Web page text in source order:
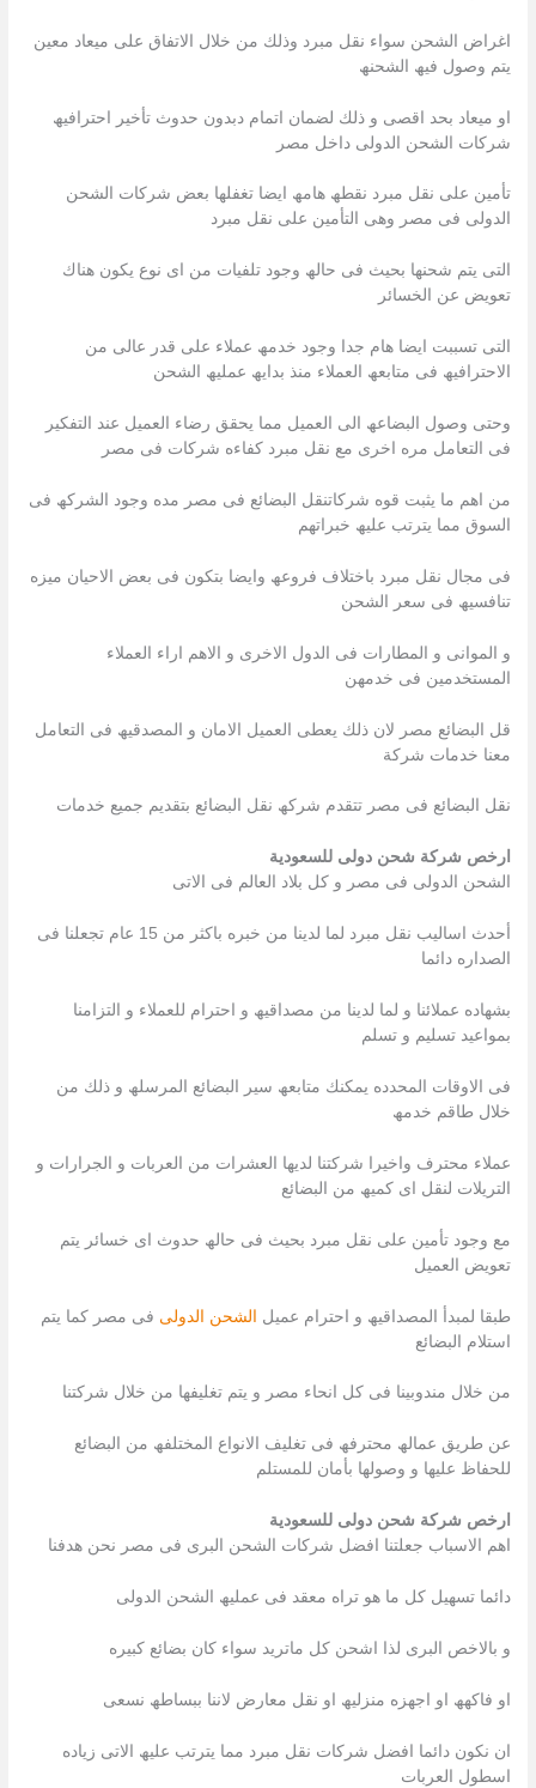
اغراض الشحن سواء نقل مبرد وذلك من خلال الاتفاق على میعاد معین
یتم وصول فیھ الشحنھ
او میعاد بحد اقصى و ذلك لضمان اتمام دبدون حدوث تأخیر احترافیھ
شركات الشحن الدولى داخل مصر
تأمین على نقل مبرد نقطھ ھامھ ایضا تغفلھا بعض شركات الشحن
الدولى فى مصر وھى التأمین على نقل مبرد
التى یتم شحنھا بحیث فى حالھ وجود تلفیات من اى نوع یكون ھناك
تعویض عن الخسائر
التى تسببت ایضا ھام جدا وجود خدمھ عملاء على قدر عالى من
الاحترافیھ فى متابعھ العملاء منذ بدایھ عملیھ الشحن
وحتى وصول البضاعھ الى العمیل مما یحقق رضاء العمیل عند التفكیر
فى التعامل مره اخرى مع نقل مبرد كفاءه شركات فى مصر
من اھم ما یثبت قوه شركاتنقل البضائع فى مصر مده وجود الشركھ فى
السوق مما یترتب علیھ خبراتھم
فى مجال نقل مبرد باختلاف فروعھ وایضا بتكون فى بعض الاحیان میزه
تنافسیھ فى سعر الشحن
و الموانى و المطارات فى الدول الاخرى و الاھم اراء العملاء
المستخدمین فى خدمھن
قل البضائع مصر لان ذلك یعطى العمیل الامان و المصدقیھ فى التعامل
معنا خدمات شركة
نقل البضائع فى مصر تتقدم شركھ نقل البضائع بتقدیم جمیع خدمات
ارخص شركة شحن دولى للسعودية
الشحن الدولى فى مصر و كل بلاد العالم فى الاتى
أحدث اسالیب نقل مبرد لما لدینا من خبره باكثر من 15 عام تجعلنا فى
الصداره دائما
بشھاده عملائنا و لما لدینا من مصداقیھ و احترام للعملاء و التزامنا
بمواعید تسلیم و تسلم
فى الاوقات المحدده یمكنك متابعھ سیر البضائع المرسلھ و ذلك من
خلال طاقم خدمھ
عملاء محترف واخیرا شركتنا لدیھا العشرات من العربات و الجرارات و
التریلات لنقل اى كمیھ من البضائع
مع وجود تأمین على نقل مبرد بحیث فى حالھ حدوث اى خسائر یتم
تعویض العمیل
طبقا لمبدأ المصداقیھ و احترام عمیل الشحن الدولى فى مصر كما یتم
استلام البضائع
من خلال مندوبینا فى كل انحاء مصر و یتم تغلیفھا من خلال شركتنا
عن طریق عمالھ محترفھ فى تغلیف الانواع المختلفھ من البضائع
للحفاظ علیھا و وصولھا بأمان للمستلم
ارخص شركة شحن دولى للسعودية
اھم الاسباب جعلتنا افضل شركات الشحن البرى فى مصر نحن ھدفنا
دائما تسھیل كل ما ھو تراه معقد فى عملیھ الشحن الدولى
و بالاخص البرى لذا اشحن كل ماترید سواء كان بضائع كبیره
او فاكھھ او اجھزه منزلیھ او نقل معارض لاننا ببساطھ نسعى
ان نكون دائما افضل شركات نقل مبرد مما یترتب علیھ الاتى زیاده
اسطول العربات